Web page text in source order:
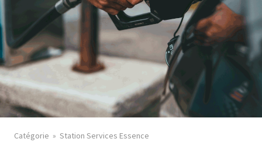
Catégorie Station Services Essence